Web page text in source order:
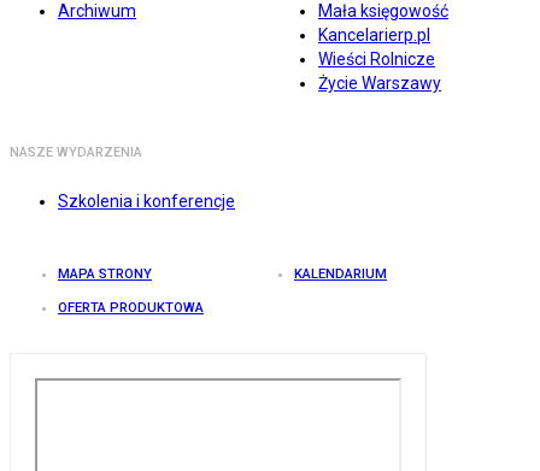
Archiwum
Mała księgowość
Kancelarierp.pl
Wieści Rolnicze
Życie Warszawy
NASZE WYDARZENIA
Szkolenia i konferencje
MAPA STRONY KALENDARIUM
OFERTA PRODUKTOWA